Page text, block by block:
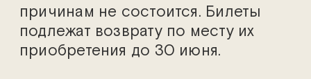
причинам не состоится. Билеты
подлежат возврату по месту их
приобретения до 30 июня.